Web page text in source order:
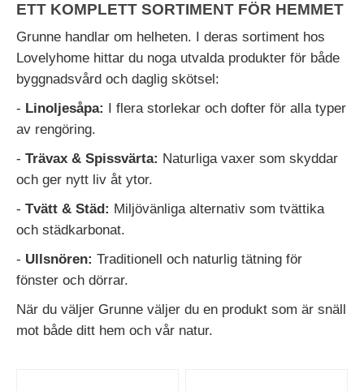
ETT KOMPLETT SORTIMENT FÖR HEMMET
Grunne handlar om helheten. I deras sortiment hos
Lovelyhome hittar du noga utvalda produkter för både
byggnadsvård och daglig skötsel:
- Linoljesåpa:
I flera storlekar och dofter för alla typer
av rengöring.
- Trävax & Spissvärta: Naturliga vaxer som skyddar
och ger nytt liv åt ytor.
- Tvätt & Städ: Miljövänliga alternativ som tvättika
och städkarbonat.
- Ullsnören: Traditionell och naturlig tätning för
fönster och dörrar.
När du väljer Grunne väljer du en produkt som är snäll
mot både ditt hem och vår natur.